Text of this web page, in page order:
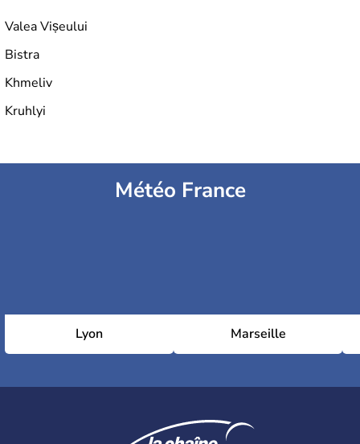
Valea Vișeului
Bistra
Khmeliv
Kruhlyi
Météo France
Lyon Marseille